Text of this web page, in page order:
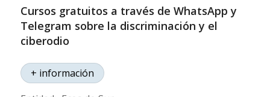
Cursos gratuitos a través de WhatsApp y
Telegram sobre la discriminación y el
ciberodio
+ información